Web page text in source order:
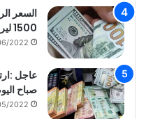
السعر
1500 ليرة !!
2022
عاجل
صباح
2022